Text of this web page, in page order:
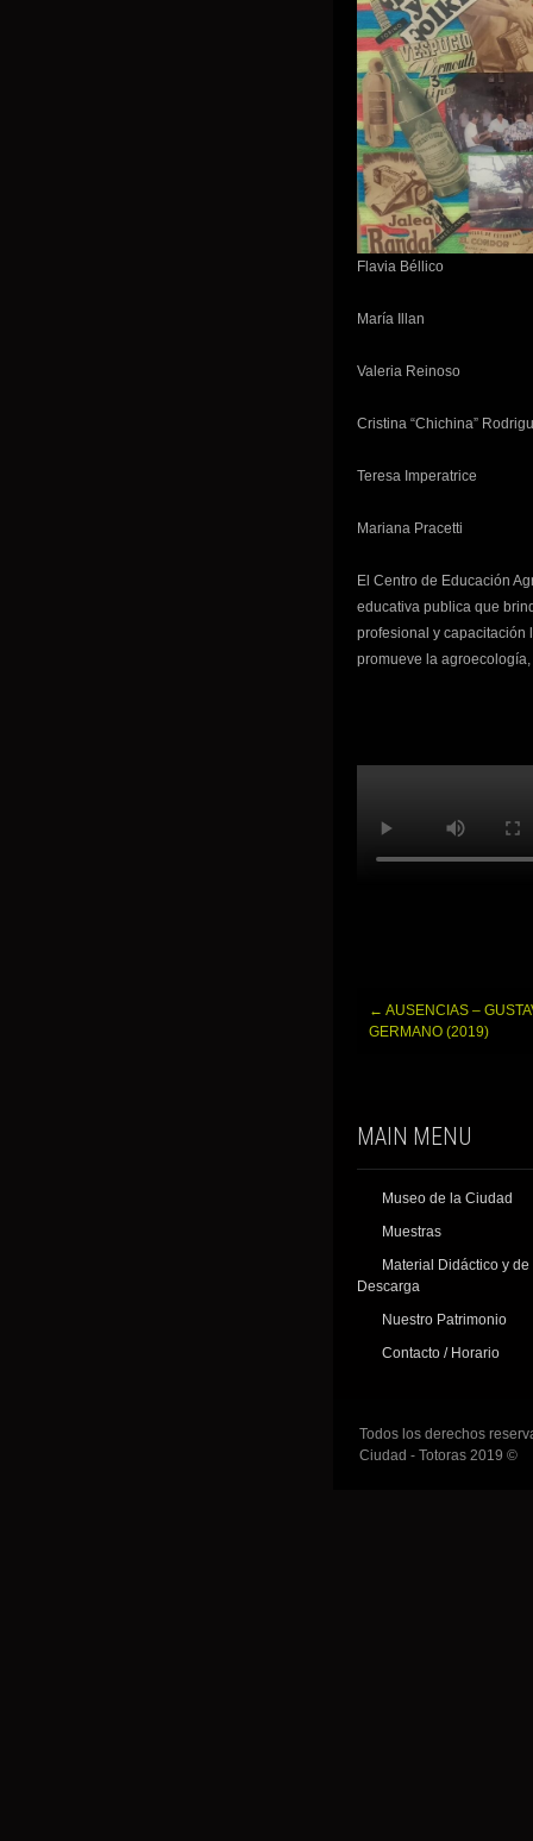
Flavia Béllico
María Illan
Valeria Reinoso
Cristina “Chichina”
Teresa Imperatrice
Mariana Pracetti
El Centro de Educación
educativa publica que
profesional y capacitación
promueve la
Post
navigation
← AUSENCIAS –
GERMANO (2019)
MAIN MENU
Museo de la Ciudad
Muestras
Material Didáctico y de
Descarga
Nuestro Patrimonio
Contacto / Horario
Todos los derechos
Ciudad - Totoras 2019 ©